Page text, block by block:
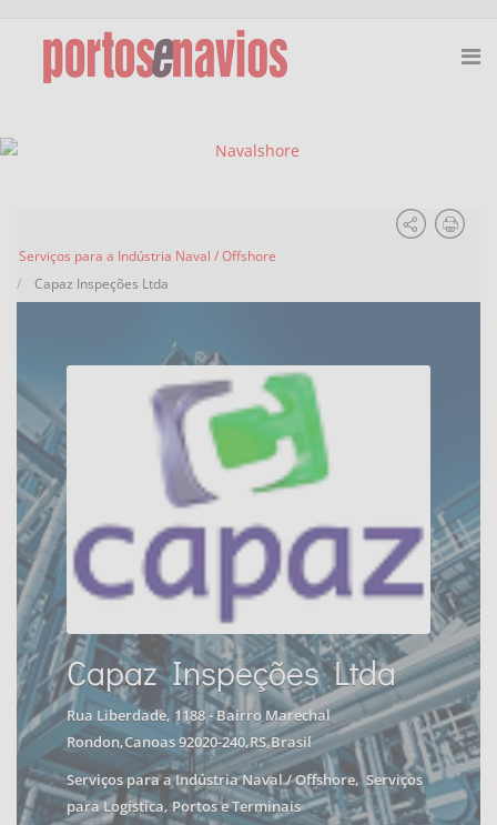
Serviços para a Indústria Naval / Offshore
Capaz Inspeções Ltda
Capaz Inspeções Ltda
Rua Liberdade, 1188 - Bairro Marechal
Rondon,Canoas 92020-240,RS,Brasil
Serviços para a Indústria Naval / Offshore,Serviços
para Logística, Portos e Terminais